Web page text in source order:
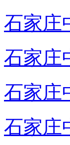
石家庄
石家庄
石家庄
石家庄